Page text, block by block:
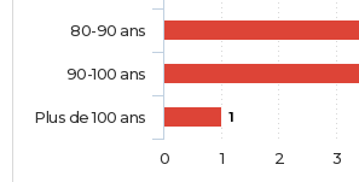
1
80-90 ans
90-100 ans
Plus de 100 ans
0 1 2 3